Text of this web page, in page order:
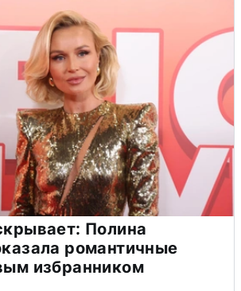
Полина
романтичные
избранником